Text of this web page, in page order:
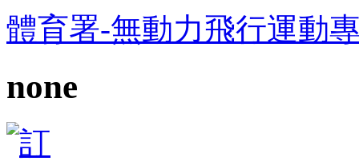
體育署-無動力飛行運動
none